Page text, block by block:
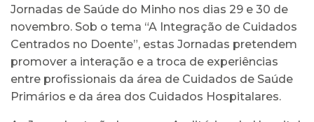
Jornadas de Saúde do Minho nos dias 29 e 30 de
novembro. Sob o tema “A Integração de Cuidados
Centrados no Doente”, estas Jornadas pretendem
promover a interação e a troca de experiências
entre profissionais da área de Cuidados de Saúde
Primários e da área dos Cuidados Hospitalares.